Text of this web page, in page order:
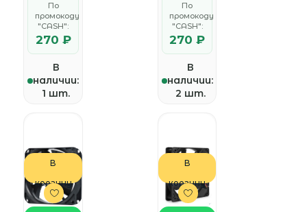
По
промокоду
"CASH":
270 ₽
В
наличии:
1 шт.
По
промокоду
"CASH":
270 ₽
В
наличии:
2 шт.
В
корзину
В
корзину